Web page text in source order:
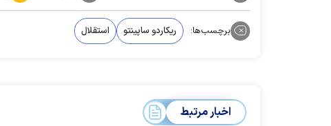
برچسب‌ها: ریکاردو ساپینتو استقلال
اخبار مرتبط